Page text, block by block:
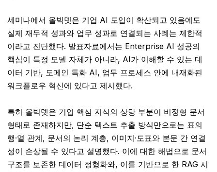
세미나에서 올빅뎃은 기업 AI 도입이 확산되고 있음에도
실제 재무적 성과와 업무 성과로 연결되는 사례는 제한적
이라고 진단했다. 발표자료에서는 Enterprise AI 성공의
핵심이 특정 모델 자체가 아니라, AI가 이해할 수 있는 데
이터 기반, 도메인 특화 AI, 업무 프로세스 안에 내재화된
워크플로우 혁신에 있다고 제시했다.
특히 올빅뎃은 기업 핵심 지식의 상당 부분이 비정형 문서
형태로 존재하지만, 단순 텍스트 추출 방식만으로는 표의
행·열 관계, 문서의 논리 계층, 이미지·도표와 본문 간 연결
성이 손상될 수 있다고 설명했다. 이에 대한 해법으로 문서
구조를 보존한 데이터 정형화와, 이를 기반으로 한 RAG 시